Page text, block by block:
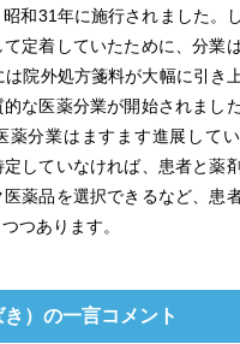
和31年に施行されました。
定着していたために、分業
は院外処方箋料が大幅に引き
な医薬分業が開始されまし
薬分業はますます進展して
していなければ、患者と薬
薬品を選択できるなど、患
つあります。
）の一言コメント